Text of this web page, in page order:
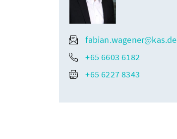
fabian.wagener@kas.de
+65 6603 6182
+65 6227 8343